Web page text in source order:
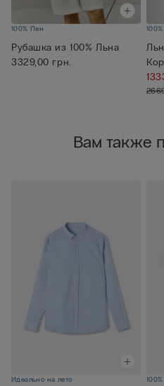
100% Лен
Рубашка из 100% Льна
3329,00 грн.
Вам также
Идеально на лето